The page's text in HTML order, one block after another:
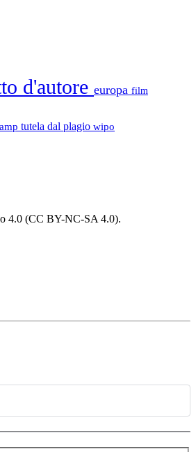
d'autore europa film
tutela dal plagio wipo
4.0 (CC BY-NC-SA 4.0).